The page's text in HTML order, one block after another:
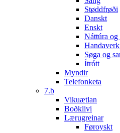
Støddfrøði
Danskt
Enskt
Náttúra og
Søga og
Ítrótt
Myndir
Telefonketa
7.b
Vikuætlan
Boðklivi
Lærugreinar
Føroyskt